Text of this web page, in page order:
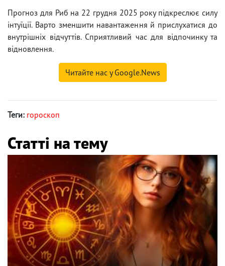
Прогноз для Риб на 22 грудня 2025 року підкреслює силу
інтуїції. Варто зменшити навантаження й прислухатися до
внутрішніх відчуттів. Сприятливий час для відпочинку та
відновлення.
Читайте нас у Google.News
Теги: гороскоп
Статті на тему